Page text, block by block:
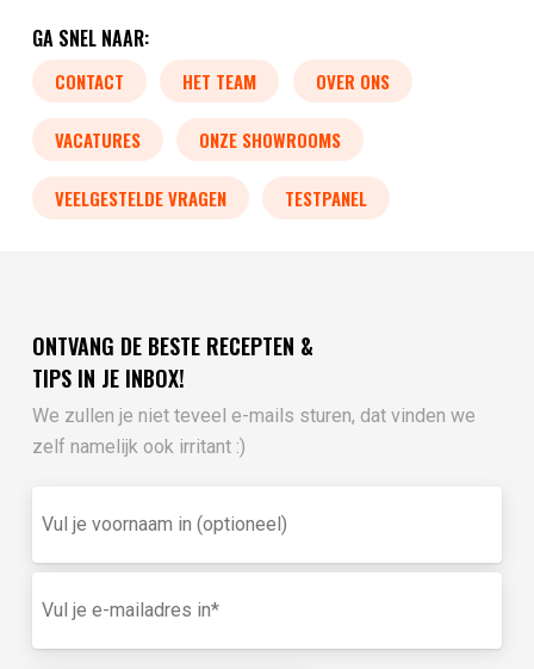
GA SNEL NAAR:
CONTACT HET TEAM OVER ONS
VACATURES ONZE SHOWROOMS
VEELGESTELDE VRAGEN TESTPANEL
ONTVANG DE BESTE RECEPTEN &
TIPS IN JE INBOX!
We zullen je niet teveel e-mails sturen, dat vinden we
zelf namelijk ook irritant :)
je
in
(optioneel)
mailadres